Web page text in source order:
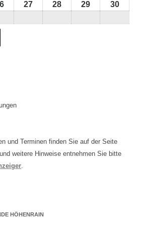
2026
August August August August
27 28 29 3030.
und Terminen finden Sie auf der Seite
weitere Hinweise entnehmen Sie bitte
.
HÖHENRAIN